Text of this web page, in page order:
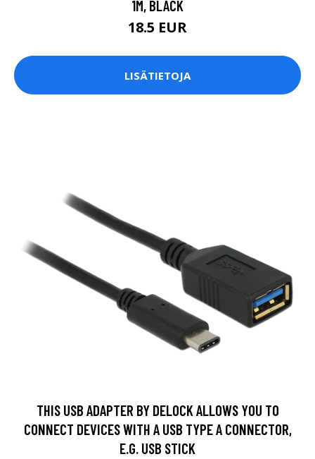
1M, BLACK
18.5 EUR
LISÄTIETOJA
THIS USB ADAPTER BY DELOCK ALLOWS YOU TO
CONNECT DEVICES WITH A USB TYPE A CONNECTOR,
E.G. USB STICK